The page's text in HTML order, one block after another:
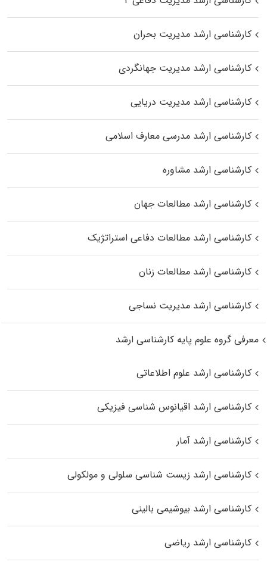
کارشناسی ارشد مدیریت بحران
کارشناسی ارشد مدیریت جهانگردی
کارشناسی ارشد مدیریت دریایی
کارشناسی ارشد مدرسی معارف اسلامی
کارشناسی ارشد مشاوره
کارشناسی ارشد مطالعات جهان
کارشناسی ارشد مطالعات دفاعی استراتژیک
کارشناسی ارشد مطالعات زنان
کارشناسی ارشد مدیریت نساجی
معرفی گروه علوم پایه کارشناسی ارشد
کارشناسی ارشد علوم اطلاعاتی
کارشناسی ارشد اقیانوس‌ شناسی فیزیکی
کارشناسی ارشد آمار
کارشناسی ارشد زیست شناسی سلولی و مولکولی
کارشناسی ارشد بیوشیمی بالینی
کارشناسی ارشد ریاضی